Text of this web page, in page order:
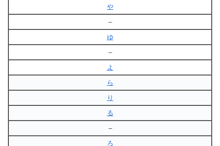
や
–
ゆ
–
よ
ら
り
る
–
ろ